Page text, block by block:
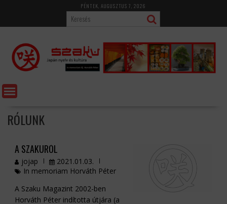
content
PÉNTEK, AUGUSZTUS 7, 2026
RÓLUNK
A SZAKURÓL
jojap
2021.01.03.
In memoriam Horváth Péter
A Szaku Magazint 2002-ben
Horváth Péter indította útjára (a